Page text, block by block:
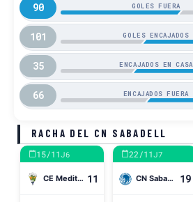
90 GOLES FUERA
101 GOLES ENCAJADOS
35 ENCAJADOS EN CASA
66 ENCAJADOS FUERA
RACHA DEL CN SABADELL
15/11J6
CE Mediterrani 11
22/11J7
CN Sabadell 19